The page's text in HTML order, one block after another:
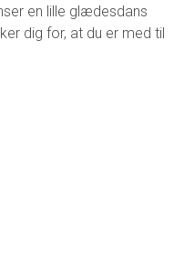
en lille glædesdans
dig for, at du er med til